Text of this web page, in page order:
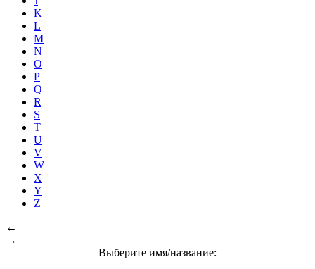
K
L
M
N
O
P
Q
R
S
T
U
V
W
X
Y
Z
←
→
Выберите имя/название: